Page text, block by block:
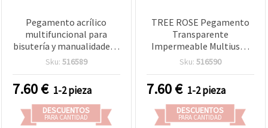
Pegamento acrílico
multifuncional para
bisutería y manualidades -
Transparente,
resistencia, resistente a
álcalis y ácidos, 110 ml
Sku: 516589
7.60€ 1-2 pieza
DESCUENTOS
PARA CANTIDAD
TREE ROSE Pegamento
Transparente
Impermeable Multiusos
para Joyería, Bisutería y
Sku: 516590
7.60€ 1-2 pieza
DESCUENTOS
PARA CANTIDAD